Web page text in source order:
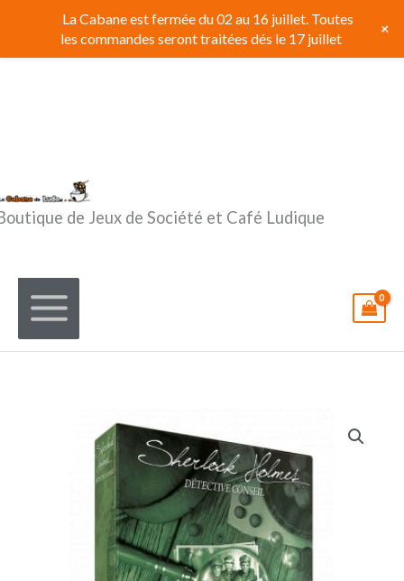
contenu
de Jeux de Société et Café Ludique
La Cabane est fermée du 02 au 16 juillet. Toutes
les commandes seront traitées dés le 17 juillet
+